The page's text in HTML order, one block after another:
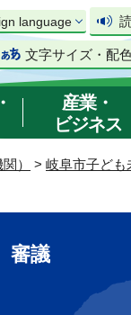
language
文字サイズ・配
産業・
ビジネス
） > 岐阜市子ども
審議